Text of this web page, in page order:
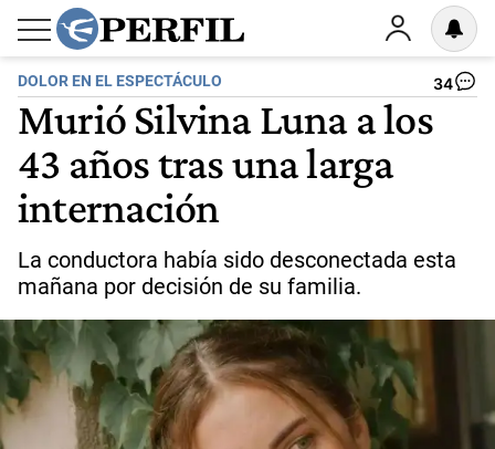
DOLOR EN EL ESPECTÁCULO 34
Murió Silvina Luna a los
43 años tras una larga
internación
La conductora había sido desconectada esta
mañana por decisión de su familia.